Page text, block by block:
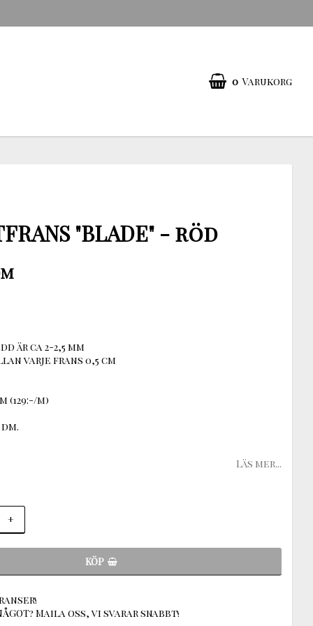
0 Varukorg
"BLADE" - röd
är ca 2-2,5 mm
varje frans 0,5 cm
(129:-/m)
Läs mer...
+
KÖP
Maila oss, vi svarar snabbt!